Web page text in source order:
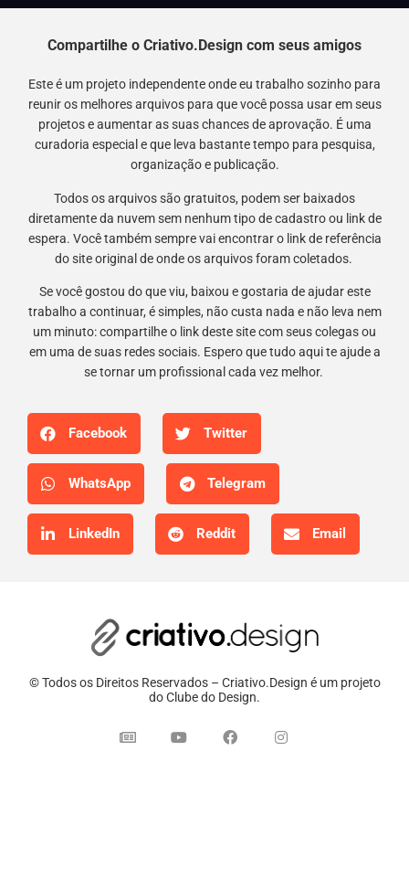
Compartilhe o Criativo.Design com seus amigos
Este é um projeto independente onde eu trabalho sozinho para
reunir os melhores arquivos para que você possa usar em seus
projetos e aumentar as suas chances de aprovação. É uma
curadoria especial e que leva bastante tempo para pesquisa,
organização e publicação.
Todos os arquivos são gratuitos, podem ser baixados
diretamente da nuvem sem nenhum tipo de cadastro ou link de
espera. Você também sempre vai encontrar o link de referência
do site original de onde os arquivos foram coletados.
Se você gostou do que viu, baixou e gostaria de ajudar este
trabalho a continuar, é simples, não custa nada e não leva nem
um minuto: compartilhe o link deste site com seus colegas ou
em uma de suas redes sociais. Espero que tudo aqui te ajude a
se tornar um profissional cada vez melhor.
Facebook Twitter
WhatsApp Telegram
LinkedIn Reddit Email
© Todos os Direitos Reservados – Criativo.Design é um projeto
do Clube do Design.